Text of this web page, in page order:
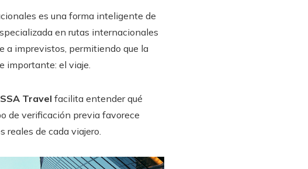
es una forma inteligente de
en rutas internacionales
a imprevistos, permitiendo que la
importante: el viaje.
Travel facilita entender qué
de verificación previa favorece
reales de cada viajero.